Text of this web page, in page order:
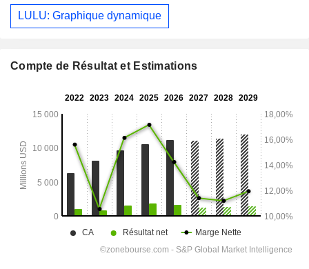
LULU: Graphique dynamique
Compte de Résultat et Estimations